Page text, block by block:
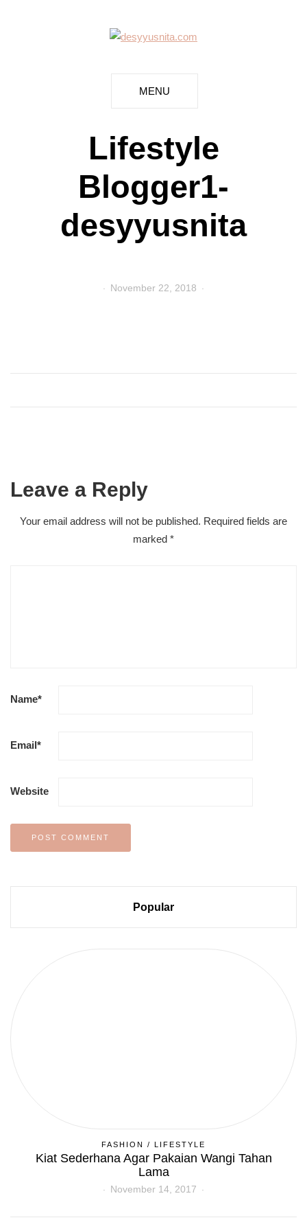
MENU
Lifestyle
Blogger1-
desyyusnita
November 22, 2018
Leave a Reply
Your email address will not be published. Required fields are
marked *
Name*
Email*
Website
Popular
FASHION / LIFESTYLE
Kiat Sederhana Agar Pakaian Wangi Tahan
Lama
November 14, 2017